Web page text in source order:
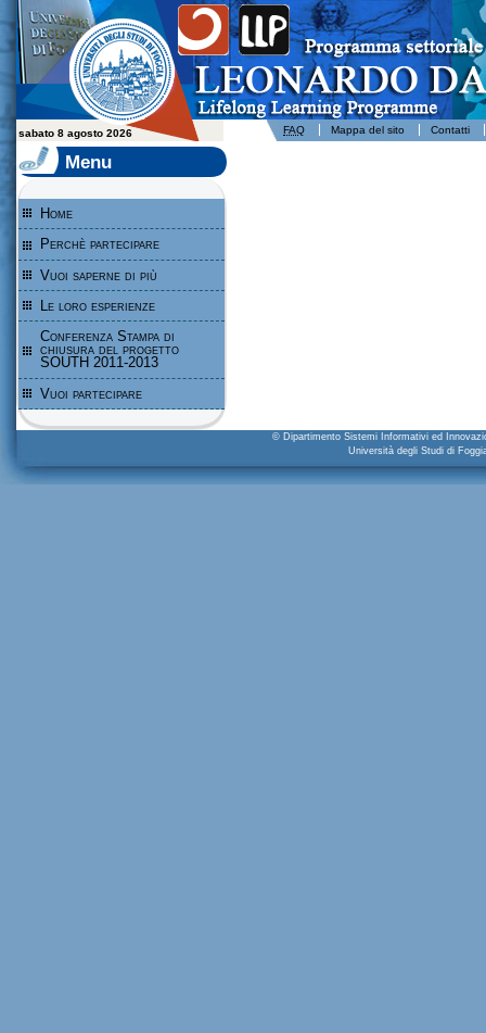
Leonardo da Vinci - Programma per l'apprendimento permanente - Università degli Studi di Foggia
sabato 8 agosto 2026 FAQ Mappa del sito Contatti
Menu
Home
Perchè partecipare
Vuoi saperne di più
Le loro esperienze
Conferenza Stampa di
chiusura del progetto
SOUTH 2011-2013
Vuoi partecipare
© Dipartimento Sistemi Informativi ed
Università degli Studi di